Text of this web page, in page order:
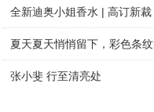
全新迪奥小姐香水 | 高订新裁
夏天夏天悄悄留下，彩色条
张小斐 行至清亮处